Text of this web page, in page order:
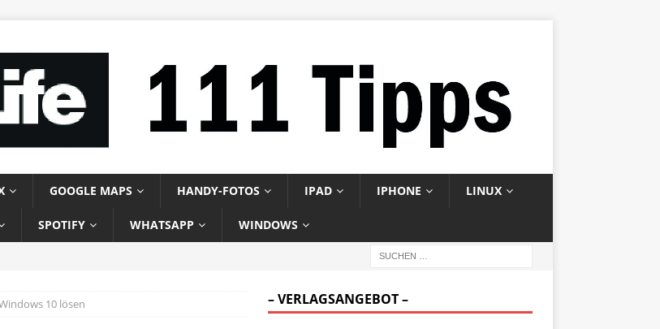
GOOGLE MAPS HANDY-FOTOS IPAD IPHONE LINUX
SPOTIFY WHATSAPP WINDOWS
10 lösen – VERLAGSANGEBOT –